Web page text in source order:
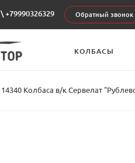
\ +79990326329 Обратный звонок
КОЛБАСЫ
14340 Колбаса в/к Сервелат